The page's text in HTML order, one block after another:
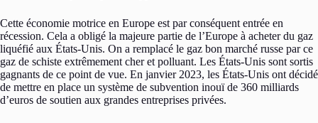
Cette économie motrice en Europe est par conséquent entrée en
récession. Cela a obligé la majeure partie de l’Europe à acheter du gaz
liquéfié aux États-Unis. On a remplacé le gaz bon marché russe par ce
gaz de schiste extrêmement cher et polluant. Les États-Unis sont sortis
gagnants de ce point de vue. En janvier 2023, les États-Unis ont décidé
de mettre en place un système de subvention inouï de 360 milliards
d’euros de soutien aux grandes entreprises privées.